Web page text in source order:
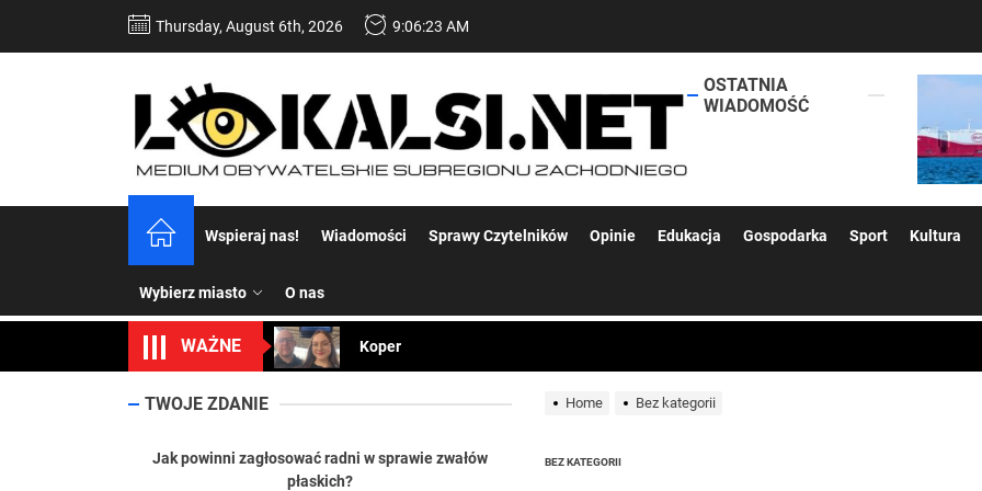
Thursday, August 6th, 2026 9:06:24 AM
lokalsi.net
OSTATNIA
WIADOMOŚĆ
Wspieraj nas! Wiadomości Sprawy Czytelników Opinie Edukacja Gospodarka Sport Kultura
Wybierz miasto O nas
WAŻNE
Dość komentowania kolejnych afer w ochronie zdrowia — czas zacząć mówić o
Uwaga Dębieńsko – woda nieprzydatna do spożycia!!!
Ilu mieszkańców ma Rybnik?
Dość komentowania kolejnych afer w ochronie zdrowia — czas zacząć mówić o
Home Bez kategorii
BEZ KATEGORII
TWOJE ZDANIE
Jak powinni zagłosować radni w sprawie zwałów
płaskich?